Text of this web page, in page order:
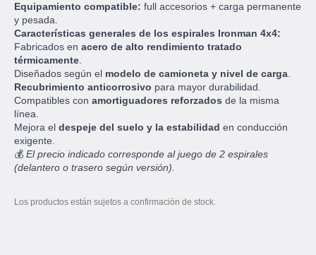
Equipamiento compatible: full accesorios + carga permanente
y pesada.
Características generales de los espirales Ironman 4x4:
Fabricados en acero de alto rendimiento tratado
térmicamente
Diseñados según el modelo de camioneta y nivel de carga
Recubrimiento anticorrosivo para mayor durabilidad.
Compatibles con amortiguadores reforzados de la misma
línea.
Mejora el despeje del suelo y la estabilidad en conducción
exigente.
💰 El precio indicado corresponde al juego de 2 espirales
(delantero o trasero según versión).
Los productos están sujetos a confirmación de stock.